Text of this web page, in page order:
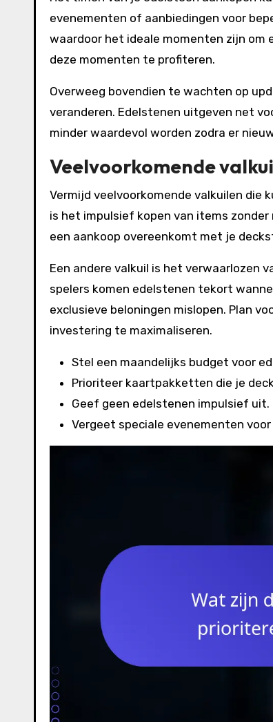
evenementen of aanbiedingen voor
waardoor het ideale momenten zijn om
deze momenten te profiteren.
Overweeg bovendien te wachten op
veranderen. Edelstenen uitgeven net
minder waardevol worden zodra er
Veelvoorkomende
Vermijd veelvoorkomende valkuilen
is het impulsief kopen van items
een aankoop overeenkomt met je
Een andere valkuil is het verwaarlozen
spelers komen edelstenen tekort
exclusieve beloningen mislopen. Plan
investering te maximaliseren.
Stel een maandelijks budget voor
Prioriteer kaartpakketten die je
Geef geen edelstenen impulsief uit.
Vergeet speciale evenementen